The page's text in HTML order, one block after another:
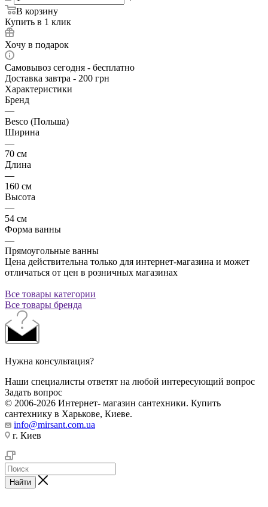
В корзину
Купить в 1 клик
Хочу в подарок
Самовывоз сегодня - бесплатно
Доставка завтра - 200 грн
Характеристики
Бренд
—
Besco (Польша)
Ширина
—
70 см
Длина
—
160 см
Высота
—
54 см
Форма ванны
—
Прямоугольные ванны
Цена действительна только для интернет-магазина и может
отличаться от цен в розничных магазинах
Все товары категории
Все товары бренда
Нужна консультация?
Наши специалисты ответят на любой интересующий вопрос
Задать вопрос
© 2006-2026 Интернет- магазин сантехники. Купить
сантехнику в Харькове, Киеве.
info@mirsant.com.ua
г. Киев
Найти